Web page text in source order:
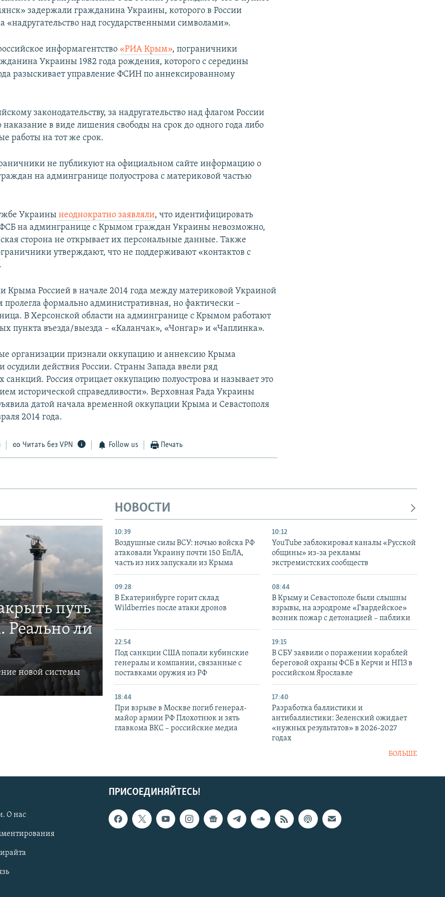
задержали гражданина Украины, которого в России
«надругательство над государственными символами».
информагентство «РИА Крым», пограничники
Украины 1982 года рождения, которого с середины
разыскивает управление ФСИН по аннексированному
законодательству, за надругательство над флагом России
наказание в виде лишения свободы на срок до одного года либо
работы на тот же срок.
не публикуют на официальном сайте информацию о
на админгранице полуострова с материковой частью
Украинынеоднократно заявляли, что идентифицировать
на админгранице с Крымом граждан Украины невозможно,
сторона не открывает их персональные данные. Также
утверждают, что не поддерживают «контактов с
Крыма Россией в начале 2014 года между материковой Украиной
пролегла формально административная, но фактически –
В Херсонской области на админгранице с Крымом работают
пункта въезда/выезда – «Каланчак», «Чонгар» и «Чаплинка».
организации признали оккупацию и аннексию Крыма
действия России. Страны Запада ввели ряд
санкций. Россия отрицает оккупацию полуострова и называет это
исторической справедливости». Верховная Рада Украины
датой начала временной оккупации Крыма и Севастополя
2014 года.
Читать без VPN Follow us Печать
путь
ли
новой системы
НОВОСТИ
10:39
Воздушные силы ВСУ: ночью войска РФ
атаковали Украину почти 150 БпЛА,
часть из них запускали из Крыма
10:12
YouTube заблокировал каналы «Русской
общины» из-за рекламы
экстремистских сообществ
09:28
В Екатеринбурге горит склад
Wildberries после атаки дронов
08:44
В Крыму и Севастополе были слышны
взрывы, на аэродроме «Гвардейское»
возник пожар с детонацией – паблики
22:54
Под санкции США попали кубинские
генералы и компании, связанные с
поставками оружия из РФ
19:15
В СБУ заявили о поражении кораблей
береговой охраны ФСБ в Керчи и НПЗ в
российском Ярославле
18:44
При взрыве в Москве погиб генерал-
майор армии РФ Плохотнюк и зять
главкома ВКС – российские медиа
17:40
Разработка баллистики и
антибаллистики: Зеленский ожидает
«нужных результатов» в 2026-2027
годах
БОЛЬШЕ
ПРИСОЕДИНЯЙТЕСЬ!
О нас